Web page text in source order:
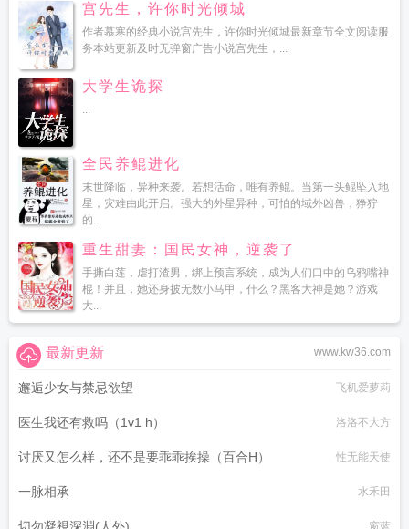
宫先生，许你时光倾城
作者慕寒的经典小说宫先生，许你时光倾城最新章节全文阅读服
务本站更新及时无弹窗广告小说宫先生，...
大学生诡探
...
全民养鲲进化
末世降临，异种来袭。若想活命，唯有养鲲。当第一头鲲坠入地
星，灾难由此开启。强大的外星异种，可怕的域外凶兽，狰狞
的...
重生甜妻：国民女神，逆袭了
手撕白莲，虐打渣男，绑上预言系统，成为人们口中的乌鸦嘴神
棍！并且，她还身披无数小马甲，什么？黑客大神是她？游戏
大...
www.kw36.com
最新更新
邂逅少女与禁忌欲望 飞机爱萝莉
医生我还有救吗（1v1 h） 洛洛不大方
讨厌又怎么样，还不是要乖乖挨操（百合H） 性无能天使
一脉相承 水禾田
窗蓝